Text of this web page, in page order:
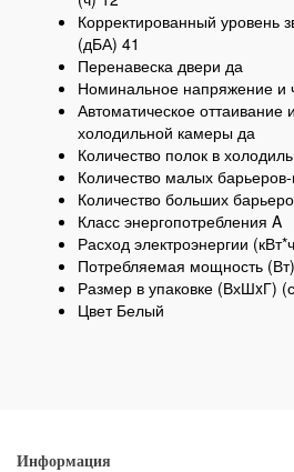
Корректированный уровень
(дБА) 41
Перенавеска двери да
Номинальное напряжение и
Автоматическое оттаивание
холодильной камеры да
Количество полок в
Количество малых
Количество больших
Класс энергопотребления A
Расход электроэнергии
Потребляемая мощность
Размер в упаковке (ВхШxГ)
Цвет Белый
Информация